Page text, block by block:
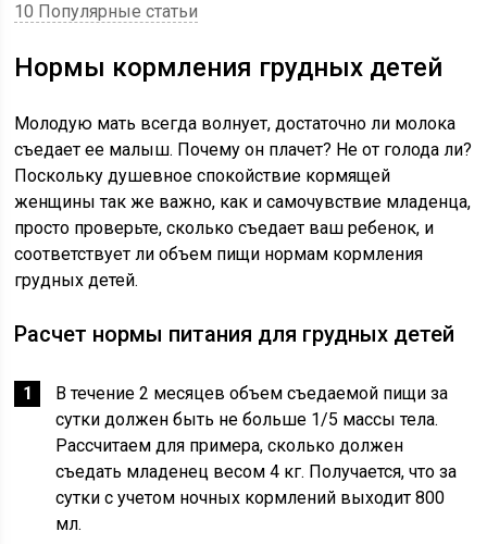
10 Популярные статьи
Нормы кормления грудных детей
Молодую мать всегда волнует, достаточно ли молока
съедает ее малыш. Почему он плачет? Не от голода ли?
Поскольку душевное спокойствие кормящей
женщины так же важно, как и самочувствие младенца,
просто проверьте, сколько съедает ваш ребенок, и
соответствует ли объем пищи нормам кормления
грудных детей.
Расчет нормы питания для грудных детей
В течение 2 месяцев объем съедаемой пищи за
сутки должен быть не больше 1/5 массы тела.
Рассчитаем для примера, сколько должен
съедать младенец весом 4 кг. Получается, что за
сутки с учетом ночных кормлений выходит 800
мл.